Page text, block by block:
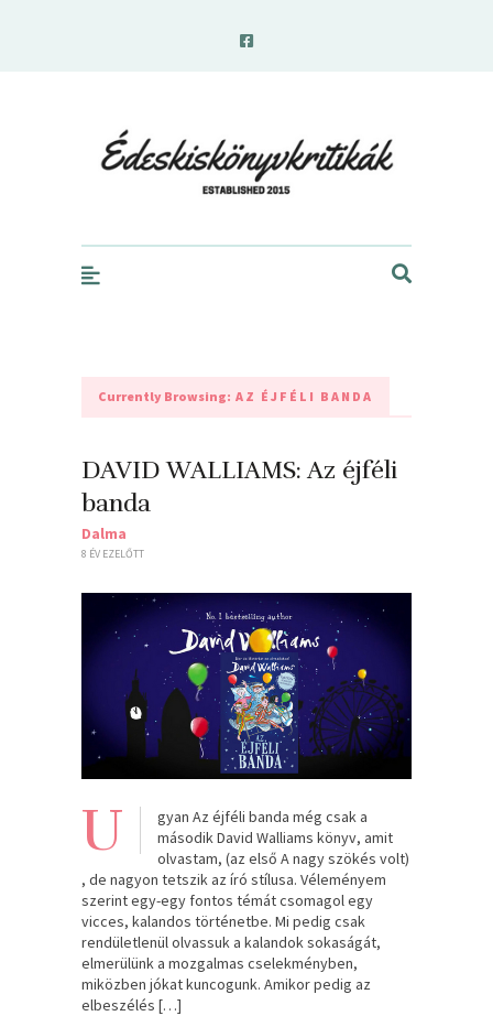
Currently Browsing: AZ ÉJFÉLI BANDA
DAVID WALLIAMS: Az ​éjféli
banda
Dalma
8 ÉV EZELŐTT
U
gyan Az éjféli banda még csak a
második David Walliams könyv, amit
olvastam, (az első A nagy szökés volt)
, de nagyon tetszik az író stílusa. Véleményem
szerint egy-egy fontos témát csomagol egy
vicces, kalandos történetbe. Mi pedig csak
rendületlenül olvassuk a kalandok sokaságát,
elmerülünk a mozgalmas cselekményben,
miközben jókat kuncogunk. Amikor pedig az
elbeszélés […]